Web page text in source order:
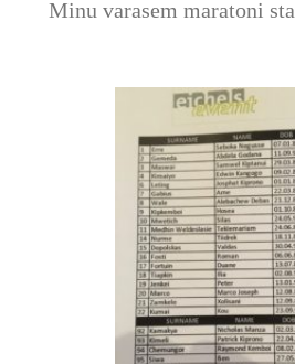
Minu varasem maratoni